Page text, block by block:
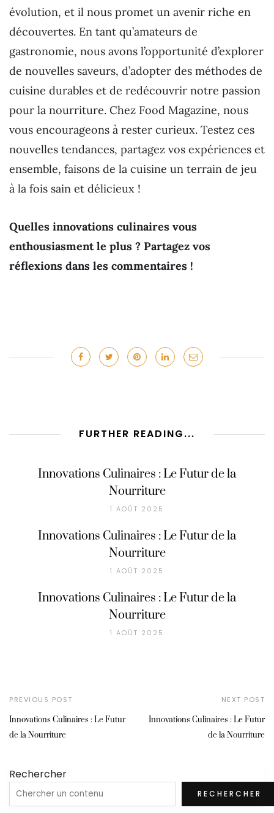
évolution, et il nous promet un avenir riche en
découvertes. En tant qu’amateurs de
gastronomie, nous avons l’opportunité d’explorer
de nouvelles saveurs, d’adopter des méthodes de
cuisine durables et de redécouvrir notre passion
pour la nourriture. Chez Food Magazine, nous
vous encourageons à rester curieux. Testez ces
nouvelles tendances, partagez vos expériences et
ensemble, faisons de la cuisine un terrain de jeu
à la fois sain et délicieux !
Quelles innovations culinaires vous
enthousiasment le plus ? Partagez vos
réflexions dans les commentaires !
FURTHER READING...
Innovations Culinaires : Le Futur de la
Nourriture
1 AOÛT 2025
Innovations Culinaires : Le Futur de la
Nourriture
1 AOÛT 2025
Innovations Culinaires : Le Futur de la
Nourriture
1 AOÛT 2025
PREVIOUS POST
Innovations Culinaires : Le Futur
de la Nourriture
NEXT POST
Innovations Culinaires : Le Futur
de la Nourriture
Rechercher
RECHERCHER